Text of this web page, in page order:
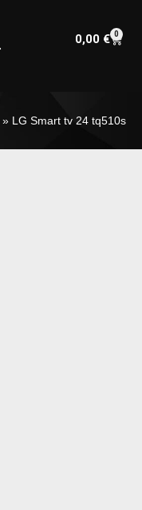
0,00 € 0
» LG Smart tv 24 tq510s